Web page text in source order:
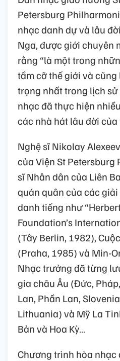
Petersburg
nhạc danh dự và lâu
Nga, được giới chuyên
rằng “là một trong
tầm cỡ thế giới và
trọng nhất trong lịch sử
nhạc đã thực hiện
các nhà hát lâu đời của
Nghệ sĩ Nikolay
của Viện St
sĩ Nhân dân của Liên
quán quân của các
danh tiếng như
Foundation’s
(Tây Berlin, 1982),
(Praha, 1985) và Min-
Nhạc trưởng đã từng
gia châu Âu (Đức,
Lan, Phần Lan,
Lithuania) và Mỹ La
Bản và Hoa Kỳ…
Chương trình hòa nhạc